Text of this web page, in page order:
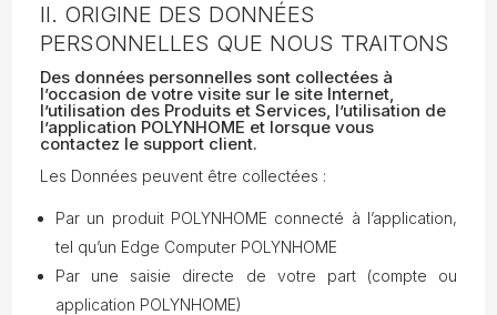
II. ORIGINE DES DONNÉES
PERSONNELLES QUE NOUS TRAITONS
Des données personnelles sont collectées à
l’occasion de votre visite sur le site Internet,
l’utilisation des Produits et Services, l’utilisation de
l’application POLYNHOME et lorsque vous
contactez le support client.
Les Données peuvent être collectées :
Par un produit POLYNHOME connecté à l’application,
tel qu’un Edge Computer POLYNHOME
Par une saisie directe de votre part (compte ou
application POLYNHOME)